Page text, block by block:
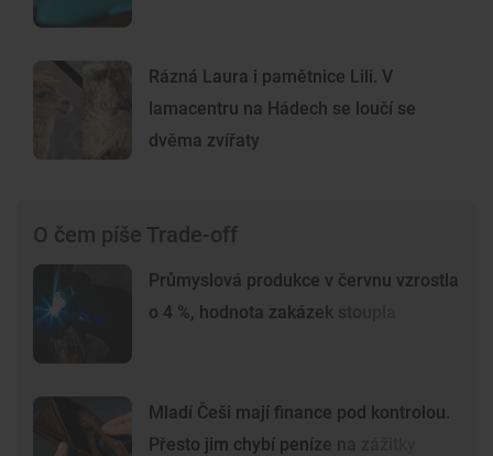
Rázná Laura i pamětnice Lili. V
lamacentru na Hádech se loučí se
dvěma zvířaty
O čem píše Trade-off
Průmyslová produkce v červnu vzrostla
o 4 %, hodnota zakázek stoupla
Mladí Češi mají finance pod kontrolou.
Přesto jim chybí peníze na zážitky